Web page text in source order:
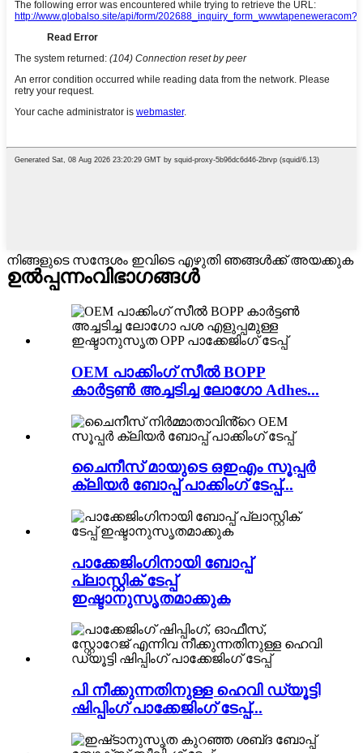
നിങ്ങളുടെ സന്ദേശം ഇവിടെ എഴുതി ഞങ്ങൾക്ക് അയക്കുക
ഉൽപ്പന്നംവിഭാഗങ്ങൾ
OEM പാക്കിംഗ് സീൽ BOPP
കാർട്ടൺ അച്ചടിച്ച ലോഗോ Adhes...
ചൈനീസ് മായുടെ ഒഇഎം സൂപ്പർ
ക്ലിയർ ബോപ്പ് പാക്കിംഗ് ടേപ്പ്...
പാക്കേജിംഗിനായി ബോപ്പ്
പ്ലാസ്റ്റിക് ടേപ്പ്
ഇഷ്ടാനുസൃതമാക്കുക
പി നീക്കുന്നതിനുള്ള ഹെവി ഡ്യൂട്ടി
ഷിപ്പിംഗ് പാക്കേജിംഗ് ടേപ്പ്...